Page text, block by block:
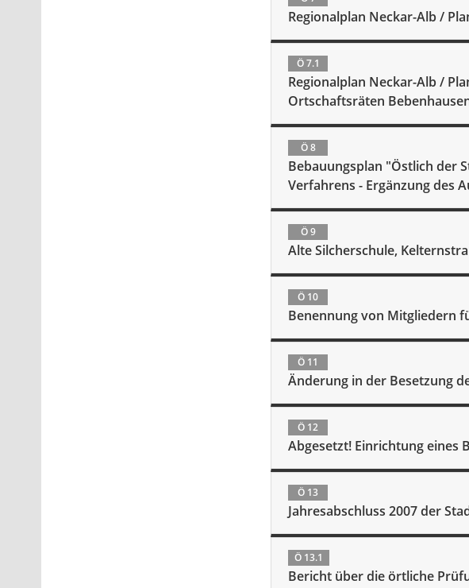
Regionalplan Neckar-Alb /
Ö 7.1
Regionalplan Neckar-Alb /
Ortschaftsräten
Ö 8
Bebauungsplan "Östlich der
Verfahrens - Ergänzung des
Ö 9
Alte Silcherschule,
Ö 10
Benennung von Mitgliedern
Ö 11
Änderung in der Besetzung
Ö 12
Abgesetzt! Einrichtung eines
Ö 13
Jahresabschluss 2007 der
Ö 13.1
Bericht über die örtliche